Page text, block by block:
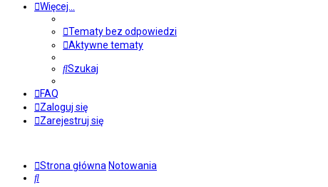
Więcej…
Tematy bez odpowiedzi
Aktywne tematy
Szukaj
FAQ
Zaloguj się
Zarejestruj się
Strona główna Notowania
Szukaj